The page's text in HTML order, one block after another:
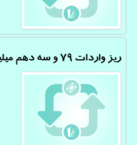
ریز واردات ۷۹ و سه دهم میلیون دز واکسن